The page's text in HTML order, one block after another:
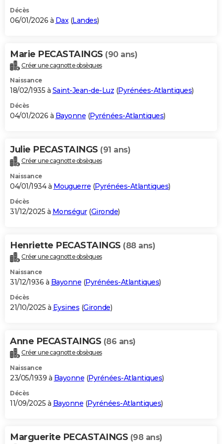
Décès
06/01/2026 à Dax (Landes)
Marie PECASTAINGS (90 ans)
Créer une cagnotte obsèques
Naissance
18/02/1935 à Saint-Jean-de-Luz (Pyrénées-Atlantiques)
Décès
04/01/2026 à Bayonne (Pyrénées-Atlantiques)
Julie PECASTAINGS (91 ans)
Créer une cagnotte obsèques
Naissance
04/01/1934 à Mouguerre (Pyrénées-Atlantiques)
Décès
31/12/2025 à Monségur(Gironde)
Henriette PECASTAINGS (88 ans)
Créer une cagnotte obsèques
Naissance
31/12/1936 à Bayonne (Pyrénées-Atlantiques)
Décès
21/10/2025 à Eysines (Gironde)
Anne PECASTAINGS (86 ans)
Créer une cagnotte obsèques
Naissance
23/05/1939 à Bayonne (Pyrénées-Atlantiques)
Décès
11/09/2025 à Bayonne (Pyrénées-Atlantiques)
Marguerite PECASTAINGS (98 ans)